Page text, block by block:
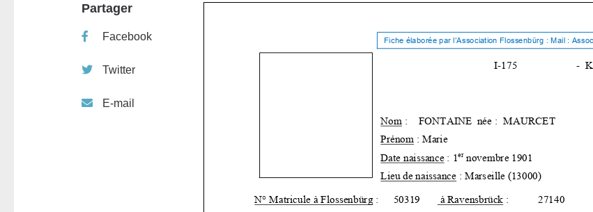
Partager
Facebook
Twitter
E-mail